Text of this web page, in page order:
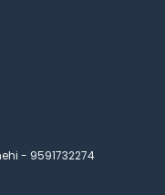
- 9591732274